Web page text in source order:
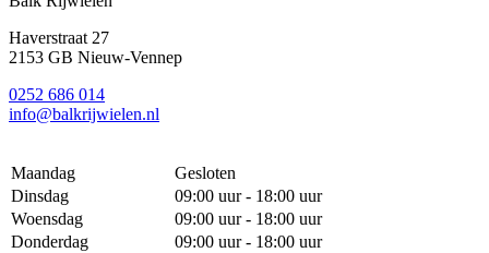
Haverstraat 27
2153 GB Nieuw-Vennep
0252 686 014
info@balkrijwielen.nl
Maandag
Gesloten
Dinsdag
09:00 uur - 18:00 uur
Woensdag
09:00 uur - 18:00 uur
Donderdag
09:00 uur - 18:00 uur